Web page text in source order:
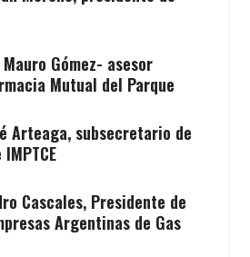
Gómez- asesor
Mutual del Parque
Arteaga, subsecretario de
Cascales, Presidente de
Argentinas de Gas